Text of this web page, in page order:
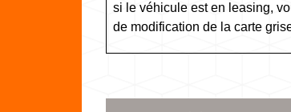
si le véhicule est en leasing,
de modification de la carte